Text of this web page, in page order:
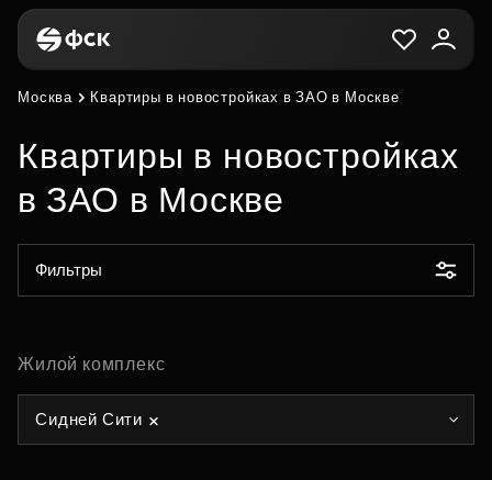
Москва Квартиры в новостройках в ЗАО в Москве
Квартиры в новостройках
в ЗАО в Москве
Фильтры
Жилой комплекс
Сидней Сити